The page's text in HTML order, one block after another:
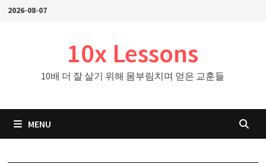
Skip2026-08-07
10x Lessons
10배 더 잘 살기 위해 몸부림치며 얻은 교훈들
MENU